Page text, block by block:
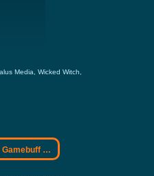
Media, Wicked Witch,
Trainer